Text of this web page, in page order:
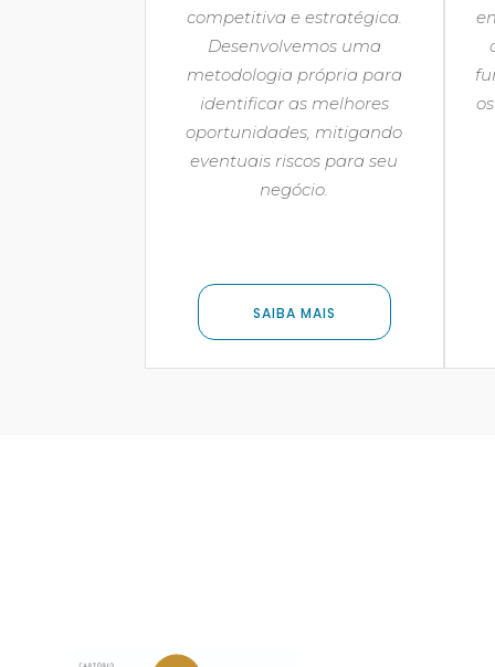
competitiva e estratégica.
Desenvolvemos uma
metodologia própria para
identificar as melhores
oportunidades, mitigando
eventuais riscos para seu
negócio.
SAIBA MAIS